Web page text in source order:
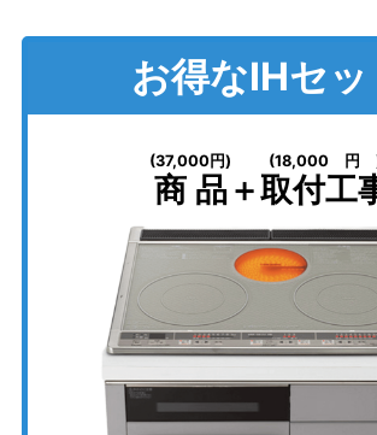
お得なIHセッ
商品
(37,000円)
＋取付工
(18,000円